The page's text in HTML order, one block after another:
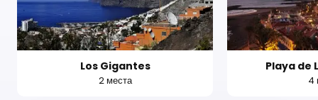
Los Gigantes
2 места
Playa de
4